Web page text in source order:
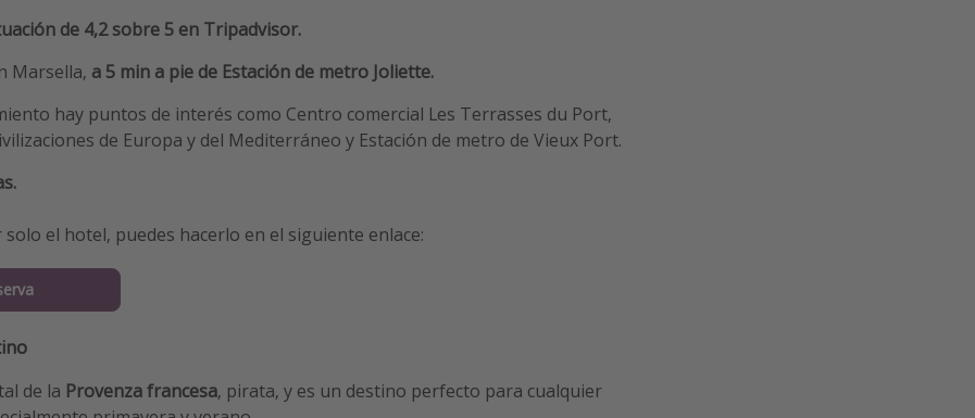
de 4,2 sobre 5 en Tripadvisor.
Marsella, a 5 min a pie de Estación de metro Joliette.
hay puntos de interés como Centro comercial Les Terrasses du Port,
de Europa y del Mediterráneo y Estación de metro de Vieux Port.
el hotel, puedes hacerlo en el siguiente enlace:
de la Provenza francesa, pirata, y es un destino perfecto para cualquier